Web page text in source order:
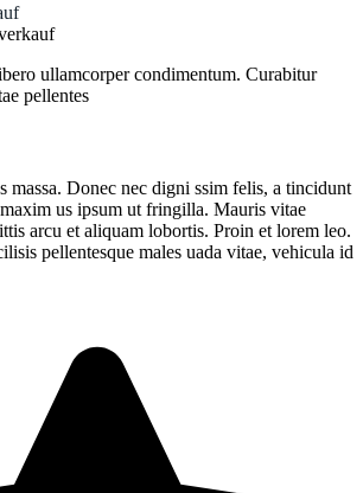
ullamcorper condimentum. Curabitur
pellentes
massa. Donec nec digni ssim felis, a tincidunt
us ipsum ut fringilla. Mauris vitae
arcu et aliquam lobortis. Proin et lorem leo.
pellentesque males uada vitae, vehicula id